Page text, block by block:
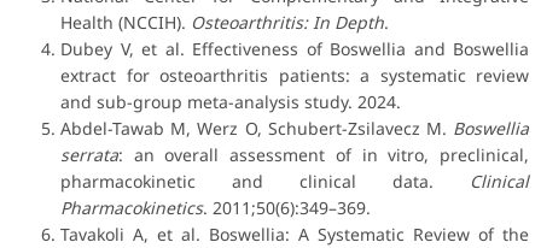
Health (NCCIH). Osteoarthritis: In Depth.
Dubey V, et al. Effectiveness of Boswellia and Boswellia
extract for osteoarthritis patients: a systematic review
and sub-group meta-analysis study. 2024.
Abdel-Tawab M, Werz O, Schubert-Zsilavecz M. Boswellia
serrata: an overall assessment of in vitro, preclinical,
pharmacokinetic and clinical data.
Clinical
Pharmacokinetics. 2011;50(6):349–369.
Tavakoli A, et al. Boswellia: A Systematic Review of the